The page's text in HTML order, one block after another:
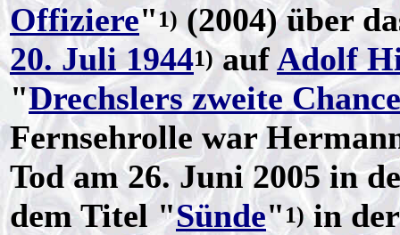
Offiziere"1)(2004) über
20. Juli 19441)aufAdolf
"Drechslers zweite Chance
Fernsehrolle war
Tod am 26. Juni 2005 in
dem Titel "Sünde" 1)in der